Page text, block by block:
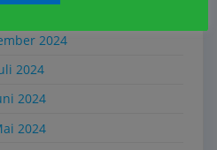
2024
2024
2024
2024